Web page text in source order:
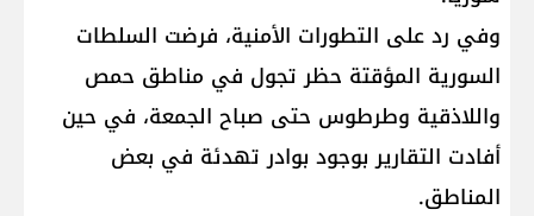
وفي رد على التطورات الأمنية، فرضت السلطات
السورية المؤقتة حظر تجول في مناطق حمص
واللاذقية وطرطوس حتى صباح الجمعة، في حين
أفادت التقارير بوجود بوادر تهدئة في بعض
المناطق.